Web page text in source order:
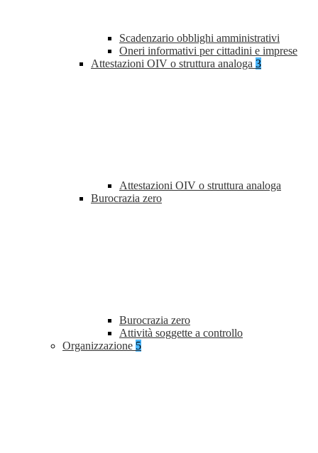
Scadenzario obblighi amministrativi
Oneri informativi per cittadini e imprese
Attestazioni OIV o struttura analoga 3
Attestazioni OIV o struttura analoga
Burocrazia zero
Burocrazia zero
Attività soggette a controllo
Organizzazione 5